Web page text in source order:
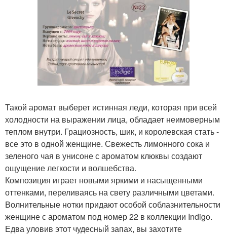
Такой аромат выберет истинная леди, которая при всей
холодности на выражении лица, обладает неимоверным
теплом внутри. Грациозность, шик, и королевская стать -
все это в одной женщине. Свежесть лимонного сока и
зеленого чая в унисоне с ароматом клюквы создают
ощущение легкости и волшебства.
Композиция играет новыми яркими и насыщенными
оттенками, переливаясь на свету различными цветами.
Волнительные нотки придают особой соблазнительности
женщине с ароматом под номер 22 в коллекции Indigo.
Едва уловив этот чудесный запах, вы захотите